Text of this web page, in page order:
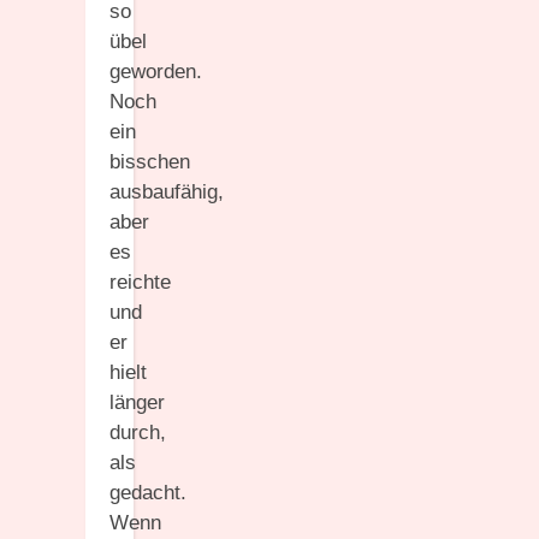
so
übel
geworden.
Noch
ein
bisschen
ausbaufähig,
aber
es
reichte
und
er
hielt
länger
durch,
als
gedacht.
Wenn